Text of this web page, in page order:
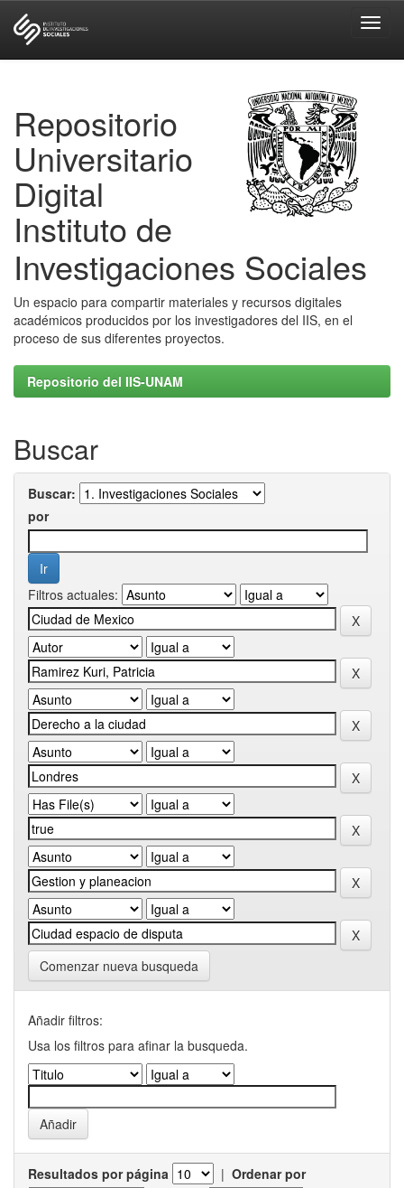
Repositorio
Universitario
Digital
Instituto de
Investigaciones Sociales
Un espacio para compartir materiales y recursos digitales
académicos producidos por los investigadores del IIS, en el
proceso de sus diferentes proyectos.
Repositorio del IIS-UNAM
Buscar
Buscar:
por
Filtros actuales:
Comenzar nueva busqueda
Añadir filtros:
Usa los filtros para afinar la busqueda.
Resultados por página | Ordenar por